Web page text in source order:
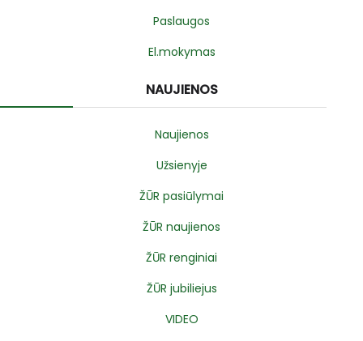
Paslaugos
El.mokymas
NAUJIENOS
Naujienos
Užsienyje
ŽŪR pasiūlymai
ŽŪR naujienos
ŽŪR renginiai
ŽŪR jubiliejus
VIDEO